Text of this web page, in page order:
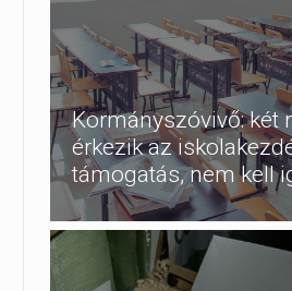
Kormányszóvivő: két
érkezik az
támogatás, nem kell